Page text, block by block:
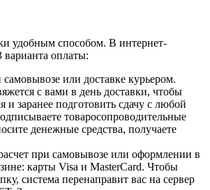
удобным способом. В интернет-
варианта оплаты:
или доставке курьером.
с вами в день доставки, чтобы
и заранее подготовить сдачу с любой
товаросопроводительные
денежные средства, получаете
при самовывозе или оформлении в
карты Visa и MasterCard. Чтобы
система перенаправит вас на сервер